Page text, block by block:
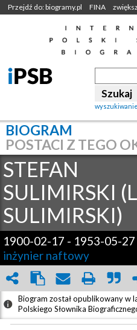
Przejdź do: biogramy.pl FINA
BIOGRAM
POSTACI Z TEGO
STEFAN
SULIMIRSKI
SULIMIRSKI)
1900-02-17 - 1953-05-27
inżynier naftowy
Biogram został opublikowany w
Polskiego Słownika